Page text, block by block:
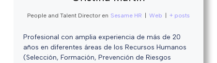
People and Talent Director en Sesame HR Web + posts
Profesional con amplia experiencia de más de 20
años en diferentes áreas de los Recursos Humanos
(Selección, Formación, Prevención de Riesgos